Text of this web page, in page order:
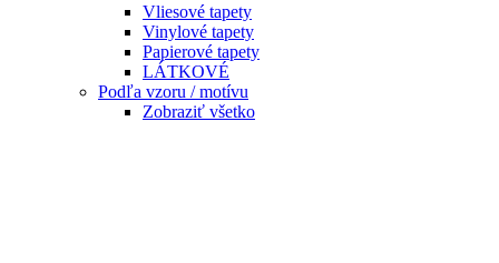
Vliesové tapety
Vinylové tapety
Papierové tapety
LÁTKOVÉ
Podľa vzoru / motívu
Zobraziť všetko